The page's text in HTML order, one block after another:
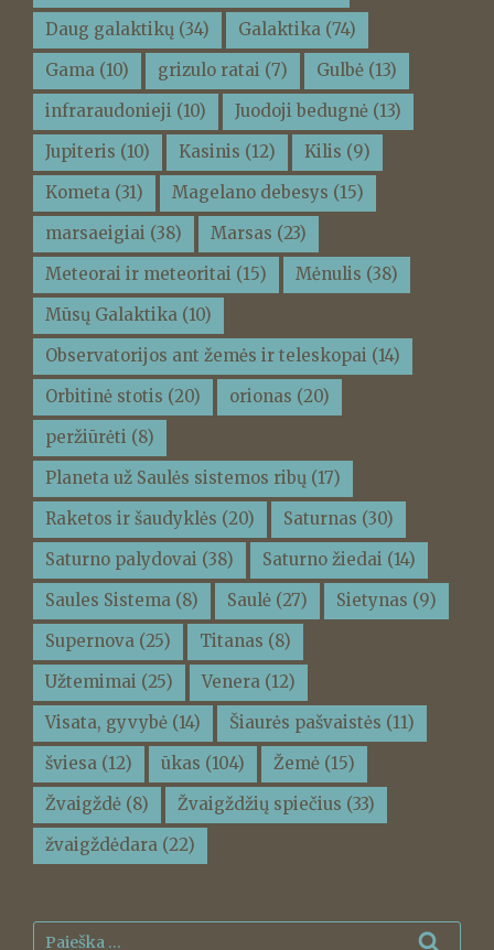
Daug galaktikų (34) Galaktika (74)
Gama (10) grizulo ratai (7) Gulbė (13)
infraraudonieji (10) Juodoji bedugnė (13)
Jupiteris (10) Kasinis (12) Kilis (9)
Kometa (31) Magelano debesys (15)
marsaeigiai (38) Marsas (23)
Meteorai ir meteoritai (15) Mėnulis (38)
Mūsų Galaktika (10)
Observatorijos ant žemės ir teleskopai (14)
Orbitinė stotis (20) orionas (20)
peržiūrėti (8)
Planeta už Saulės sistemos ribų (17)
Raketos ir šaudyklės (20) Saturnas (30)
Saturno palydovai (38) Saturno žiedai (14)
Saules Sistema (8) Saulė (27) Sietynas (9)
Supernova (25) Titanas (8)
Užtemimai (25) Venera (12)
Visata, gyvybė (14) Šiaurės pašvaistės (11)
šviesa (12) ūkas (104) Žemė (15)
Žvaigždė (8) Žvaigždžių spiečius (33)
žvaigždėdara (22)
Ieškoti: